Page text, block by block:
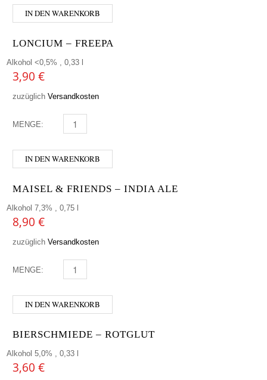
IN DEN WARENKORB
LONCIUM – FREEPA
Alkohol <0,5% , 0,33 l
3,90 €
zuzüglich Versandkosten
MENGE: LONCIUM - FREEPA MENGE
IN DEN WARENKORB
MAISEL & FRIENDS – INDIA ALE
Alkohol 7,3% , 0,75 l
8,90 €
zuzüglich Versandkosten
MENGE: MAISEL & FRIENDS - INDIA ALE MENGE
IN DEN WARENKORB
BIERSCHMIEDE – ROTGLUT
Alkohol 5,0% , 0,33 l
3,60 €